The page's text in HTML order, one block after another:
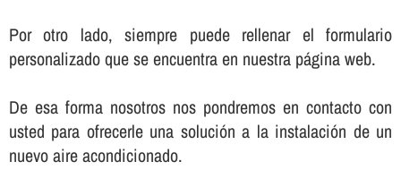
Por otro lado, siempre puede rellenar el formulario
personalizado que se encuentra en nuestra página web.
De esa forma nosotros nos pondremos en contacto con
usted para ofrecerle una solución a la instalación de un
nuevo aire acondicionado.